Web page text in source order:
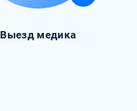
Выезд медика